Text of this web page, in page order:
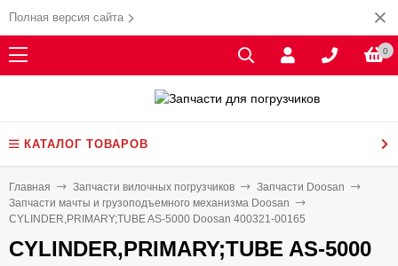
Полная версия сайта
0
КАТАЛОГ ТОВАРОВ
Главная Запчасти вилочных погрузчиков
Запчасти Doosan
Запчасти мачты и грузоподъемного механизма Doosan
CYLINDER,PRIMARY;TUBE AS-5000 Doosan 400321-00165
CYLINDER,PRIMARY;TUBE AS-5000